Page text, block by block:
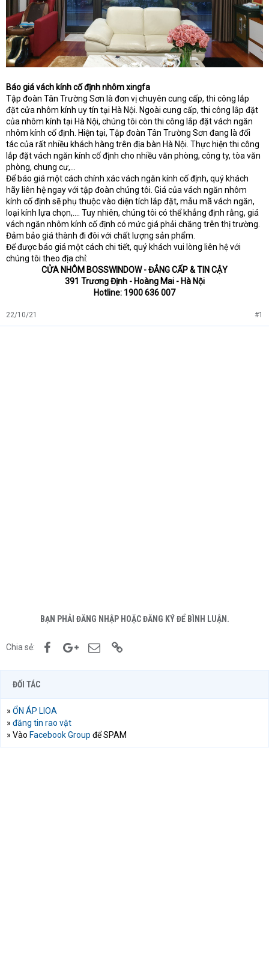
Báo giá vách kính cố định nhôm xingfa
Tập đoàn Tân Trường Sơn là đơn vị chuyên cung cấp, thi công lắp
đặt cửa nhôm kính uy tín tại Hà Nội. Ngoài cung cấp, thi công lắp đặt
của nhôm kính tại Hà Nội, chúng tôi còn thi công lắp đặt vách ngăn
nhôm kính cố định. Hiện tại, Tập đoàn Tân Trường Sơn đang là đối
tác của rất nhiều khách hàng trên địa bàn Hà Nội. Thực hiện thi công
lắp đặt vách ngăn kính cố định cho nhiều văn phòng, công ty, tòa văn
phòng, chung cư,...
Để báo giá một cách chính xác vách ngăn kính cố định, quý khách
hãy liên hệ ngay với tập đoàn chúng tôi. Giá của vách ngăn nhôm
kính cố định sẽ phụ thuộc vào diện tích lắp đặt, mẫu mã vách ngăn,
loại kính lựa chọn,.... Tuy nhiên, chúng tôi có thể khẳng định rằng, giá
vách ngăn nhôm kính cố định có mức giá phải chăng trên thị trường.
Đảm bảo giá thành đi đôi với chất lượng sản phẩm.
Để được báo giá một cách chi tiết, quý khách vui lòng liên hệ với
chúng tôi theo địa chỉ:
CỬA NHÔM BOSSWINDOW - ĐẲNG CẤP & TIN CẬY
391 Trương Định - Hoàng Mai - Hà Nội
Hotline: 1900 636 007
22/10/21 #1
BẠN PHẢI ĐĂNG NHẬP HOẶC ĐĂNG KÝ ĐỂ BÌNH LUẬN.
Chia sẻ: FacebookGoogle+Email
ĐỐI TÁC
» ỔN ÁP LIOA
» đăng tin rao vặt
» Vào Facebook Group để SPAM